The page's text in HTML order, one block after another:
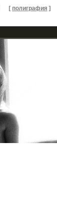
[ полиграфия ]